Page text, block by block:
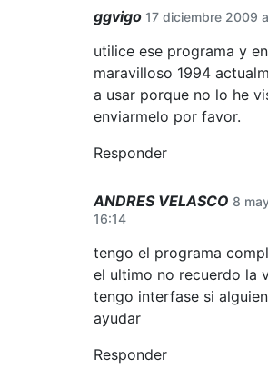
ggvigo 17 diciembre 2009
utilice ese programa y
maravilloso 1994
a usar porque no lo he
enviarmelo por favor.
Responder
ANDRES VELASCO 8
16:14
tengo el programa
el ultimo no recuerdo la
tengo interfase si
ayudar
Responder